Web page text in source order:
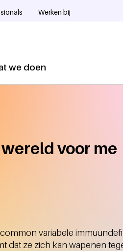
Werken bij
we doen
voor me
variabele
dat ze zich kan wapenen